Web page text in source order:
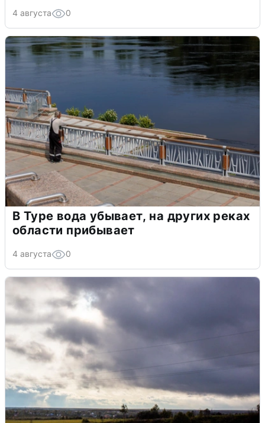
4 августа 0
В Туре вода убывает, на других реках
области прибывает
4 августа 0